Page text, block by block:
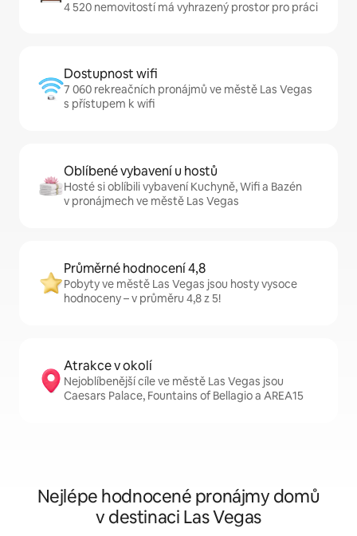
4 520 nemovitostí má vyhrazený prostor pro práci
Dostupnost wifi
7 060 rekreačních pronájmů ve městě Las Vegas
s přístupem k wifi
Oblíbené vybavení u hostů
Hosté si oblíbili vybavení Kuchyně, Wifi a Bazén
v pronájmech ve městě Las Vegas
Průměrné hodnocení 4,8
Pobyty ve městě Las Vegas jsou hosty vysoce
hodnoceny – v průměru 4,8 z 5!
Atrakce v okolí
Nejoblíbenější cíle ve městě Las Vegas jsou
Caesars Palace, Fountains of Bellagio a AREA15
Nejlépe hodnocené pronájmy domů
v destinaci Las Vegas